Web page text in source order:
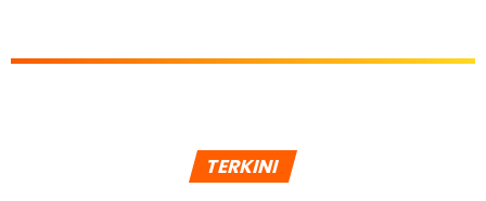
TERKINI